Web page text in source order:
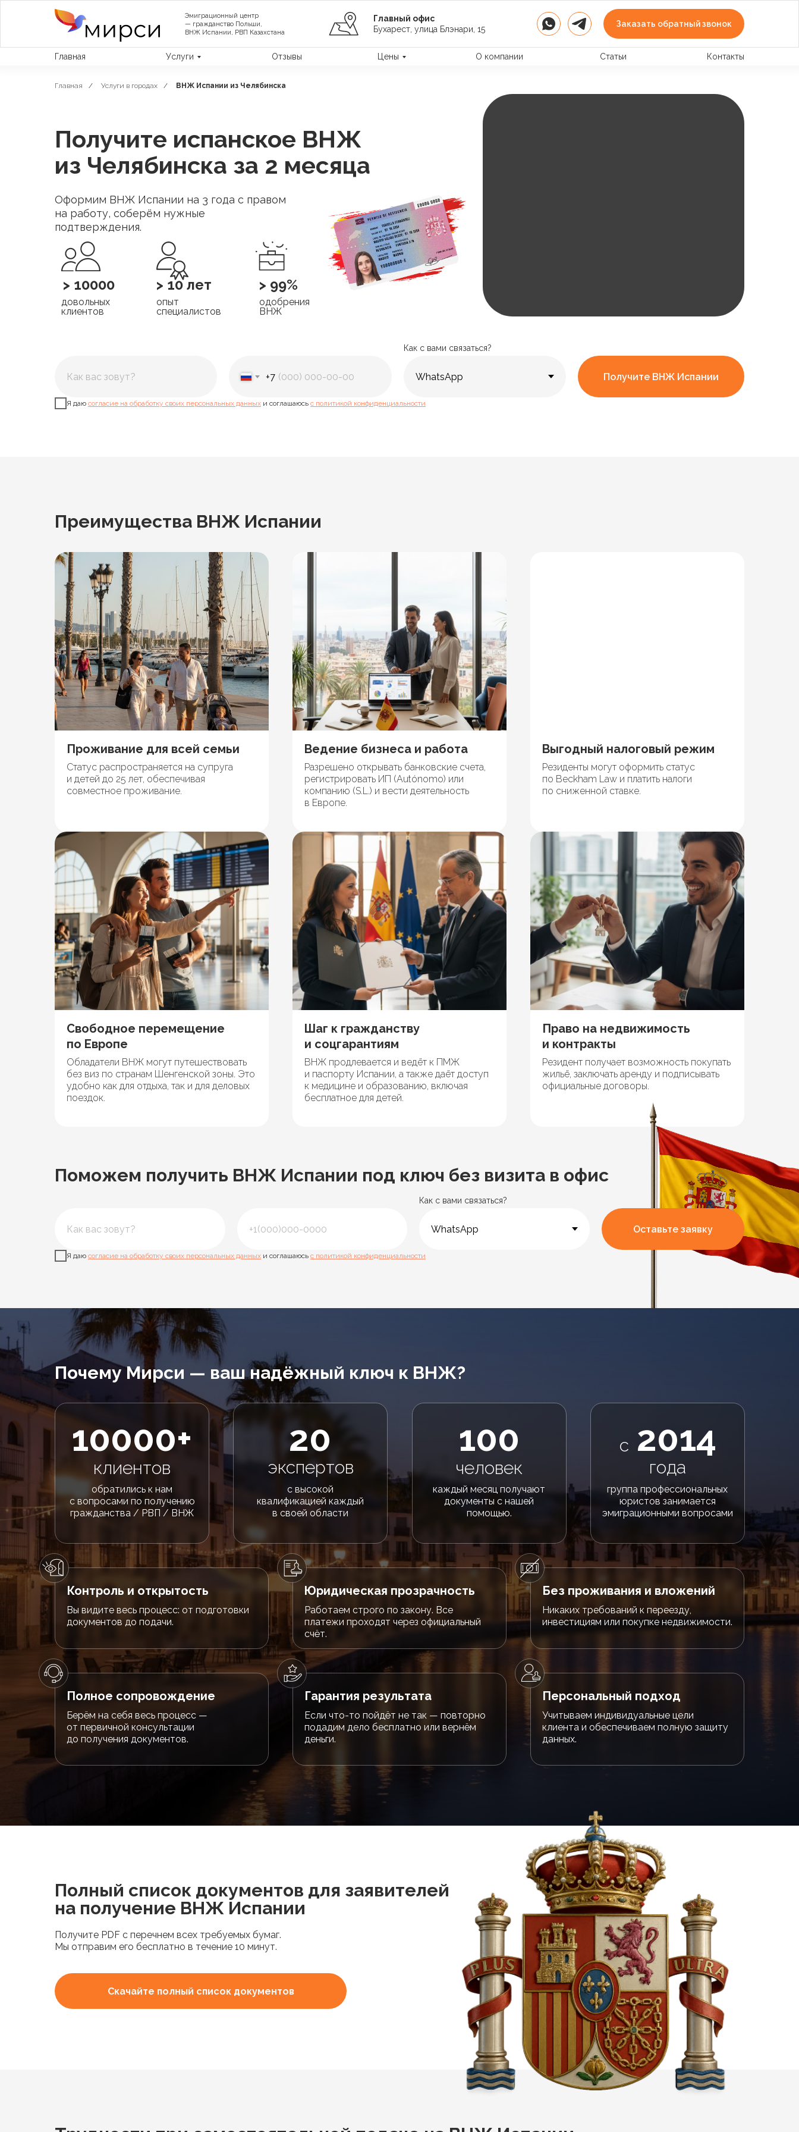
Главная Услуги О компании
Отзывы Статьи
Цены Контакты
Эмиграционный центр
— гражданство Польши,
ВНЖ Испании, РВП Казахстана
Заказать обратный звонок
Главный офис
Бухарест, улица Блэнари, 15
Главная / Услуги в городах / ВНЖ Испании из Челябинска
довольных
клиентов
> 10000
одобрения
ВНЖ
> 99%
опыт
специалистов
> 10 лет
Получите испанское ВНЖ
из Челябинска за 2 месяца
Оформим ВНЖ Испании на 3 года с правом
на работу, соберём нужные
подтверждения.
+7
Как с вами связаться?
Я даю согласие на обработку своих персональных данных и соглашаюсь с политикой конфиденциальности
Получите ВНЖ Испании
Преимущества ВНЖ Испании
Проживание для всей семьи
Статус распространяется на супруга
и детей до 25 лет, обеспечивая
совместное проживание.
Ведение бизнеса и работа
Разрешено открывать банковские счета,
регистрировать ИП (Autónomo) или
компанию (S.L.) и вести деятельность
в Европе.
Выгодный налоговый режим
Резиденты могут оформить статус
по Beckham Law и платить налоги
по сниженной ставке.
Свободное перемещение
по Европе
Обладатели ВНЖ могут путешествовать
без виз по странам Шенгенской зоны. Это
удобно как для отдыха, так и для деловых
поездок.
Шаг к гражданству
и соцгарантиям
ВНЖ продлевается и ведёт к ПМЖ
и паспорту Испании, а также даёт доступ
к медицине и образованию, включая
бесплатное для детей.
Право на недвижимость
и контракты
Резидент получает возможность покупать
жильё, заключать аренду и подписывать
официальные договоры.
Поможем получить ВНЖ Испании под ключ без визита в офис
Как с вами связаться?
Я даю согласие на обработку своих персональных данных и соглашаюсь с политикой конфиденциальности
Оставьте заявку
10000+
обратились к нам
с вопросами по получению
гражданства / РВП / ВНЖ
клиентов
Почему Мирси — ваш надёжный ключ к ВНЖ?
экспертов
с высокой
квалификацией каждый
в своей области
20
человек
каждый месяц получают
документы с нашей
помощью.
100
года
группа профессиональных
юристов занимается
эмиграционными вопросами
2014
с
Вы видите весь процесс: от подготовки
документов до подачи.
Контроль и открытость
Работаем строго по закону. Все
платежи проходят через официальный
счёт.
Юридическая прозрачность
Никаких требований к переезду,
инвестициям или покупке недвижимости.
Без проживания и вложений
Берём на себя весь процесс —
от первичной консультации
до получения документов.
Полное сопровождение
Если что-то пойдёт не так — повторно
подадим дело бесплатно или вернём
деньги.
Гарантия результата
Учитываем индивидуальные цели
клиента и обеспечиваем полную защиту
данных.
Персональный подход
Скачайте полный список документов
Полный список документов для заявителей
на получение ВНЖ Испании
Получите PDF с перечнем всех требуемых бумаг.
Мы отправим его бесплатно в течение 10 минут.